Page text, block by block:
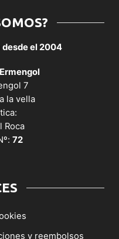
desde el 2004
7
la vella
Roca
72
y reembolsos